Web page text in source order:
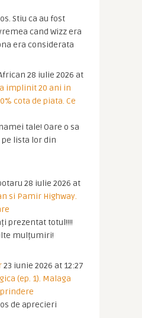
Stiu ca au fost
cand Wizz era
era considerata
28 iulie 2026 at
a implinit 20 ani in
cota de piata. Ce
tale! Oare o sa
lista lor din
28 iulie 2026 at
si Pamir Highway.
prezentat totul!!!!
mulțumiri!
23 iunie 2026 at 12:27
(ep. 1). Malaga
de aprecieri